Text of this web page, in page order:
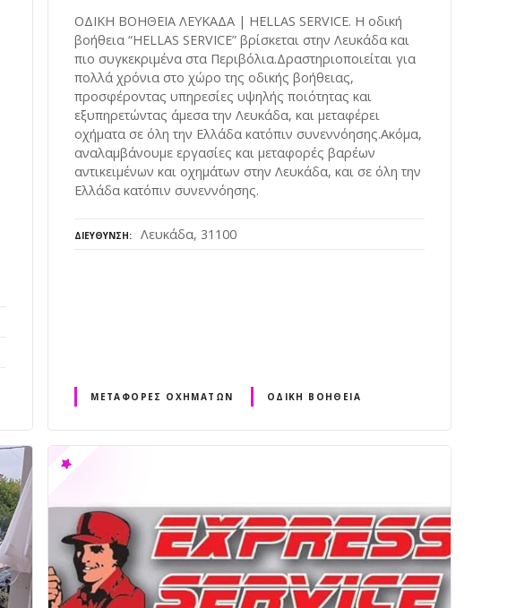
ΟΔΙΚΗ ΒΟΗΘΕΙΑ ΛΕΥΚΑΔΑ | HELLAS SERVICE. Η οδική
βοήθεια “HELLAS SERVICE” βρίσκεται στην Λευκάδα και
πιο συγκεκριμένα στα Περιβόλια.Δραστηριοποιείται για
πολλά χρόνια στο χώρο της οδικής βοήθειας,
προσφέροντας υπηρεσίες υψηλής ποιότητας και
εξυπηρετώντας άμεσα την Λευκάδα, και μεταφέρει
οχήματα σε όλη την Ελλάδα κατόπιν συνεννόησης.Ακόμα,
αναλαμβάνουμε εργασίες και μεταφορές βαρέων
αντικειμένων και οχημάτων στην Λευκάδα, και σε όλη την
Ελλάδα κατόπιν συνεννόησης.
ΔΙΕΎΘΥΝΣΗ Λευκάδα, 31100
ΜΕΤΑΦΟΡΈΣ ΟΧΗΜΆΤΩΝ ΟΔΙΚΉ ΒΟΉΘΕΙΑ